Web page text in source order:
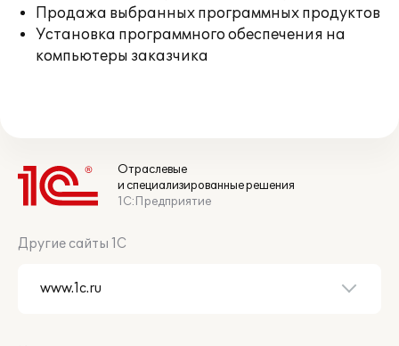
Продажа выбранных программных продуктов
Установка программного обеспечения на
компьютеры заказчика
Отраслевые
и специализированные решения
1С:Предприятие
Другие сайты 1С